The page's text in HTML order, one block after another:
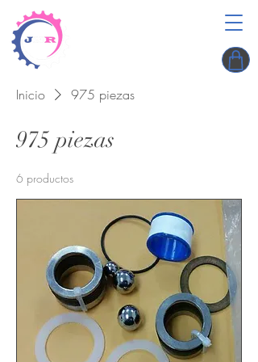
Inicio 975 piezas
975 piezas
6 productos